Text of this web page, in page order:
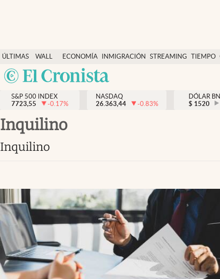
ÚLTIMAS
NOTICIAS
WALL
STREET
Y
DÓLAR
ECONOMÍA INMIGRACIÓN STREAMING TIEMPO
México
Finanzas y economía
Wall Street y dólar
Inmigración
Tiempo
Ciencia y salud
Streaming
PC y mobile
Lifestyle
USA
S&P 500 INDEX
7723,55
-0.17%
NASDAQ
26.363,44
-0.83%
DÓLAR
$ 1520
inquilino
inquilino